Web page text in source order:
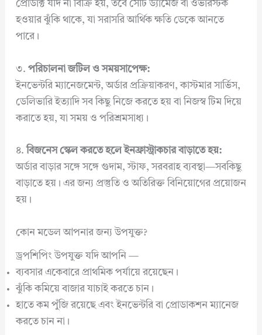
প্রোডাক্ট যদি না বিক্রি হয়, তবে সেটি ড্যামেজ বা ওভারস্টক
হওয়ার ঝুঁকি থাকে, যা সরাসরি আর্থিক ক্ষতি ডেকে আনতে
পারে।
৩. পরিচালনা জটিল ও সময়সাপেক্ষ:
ইনভেন্টরি ম্যানেজমেন্ট, অর্ডার প্রক্রিয়াকরণ, কাস্টমার সার্ভিস,
ডেলিভারি ইত্যাদি সব কিছু নিজে করতে হয় বা নিজস্ব টিম দিয়ে
করাতে হয়, যা সময় ও পরিশ্রমসাধ্য।
৪.বিজনেস স্কেল করতে হলে ইনফ্রাস্ট্রাকচার বাড়াতে হয়:
অর্ডার বাড়ার সঙ্গে সঙ্গে গুদাম, স্টাফ, সরবরাহ ব্যবস্থা—সবকিছু
বাড়াতে হয়। এর জন্য প্রস্তুতি ও অতিরিক্ত বিনিয়োগের প্রয়োজন
হয়।
কোন মডেল আপনার জন্য উপযুক্ত?
ড্রপশিপিং উপযুক্ত যদি আপনি —
ব্যবসার একেবারে প্রাথমিক পর্যায়ে রয়েছেন।
ঝুঁকি কমিয়ে বাজার যাচাই করতে চান।
হাতে কম পুঁজি রয়েছে এবং ইনভেন্টরি বা প্রোডাকশন ম্যানেজ
করতে চান না।